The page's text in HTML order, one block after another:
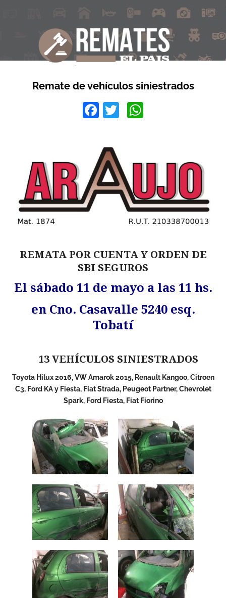
Remate de vehículos siniestrados
Facebook
Twitter
REMATA POR CUENTA Y ORDEN DE
SBI SEGUROS
El sábado 11 de mayo a las 11 hs.
en Cno. Casavalle 5240 esq.
Tobatí
13 VEHÍCULOS SINIESTRADOS
Toyota Hilux 2016, VW Amarok 2015, Renault Kangoo, Citroen
C3, Ford KA y Fiesta, Fiat Strada, Peugeot Partner, Chevrolet
Spark, Ford Fiesta, Fiat Fiorino